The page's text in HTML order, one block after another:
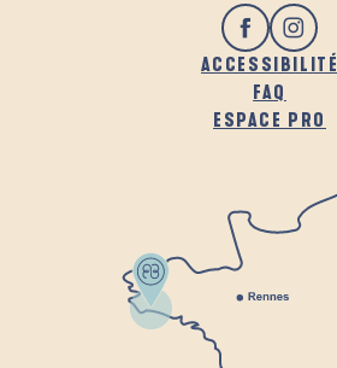
ACCESSIBILITÉ
FAQ
ESPACE PRO